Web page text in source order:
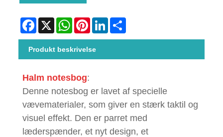
Facebook
X WhatsAppPinterestLinkedIn
Produkt beskrivelse
Halm notesbog:
Denne notesbog er lavet af specielle
vævematerialer, som giver en stærk taktil og
visuel effekt. Den er parret med
læderspænder, et nyt design, et